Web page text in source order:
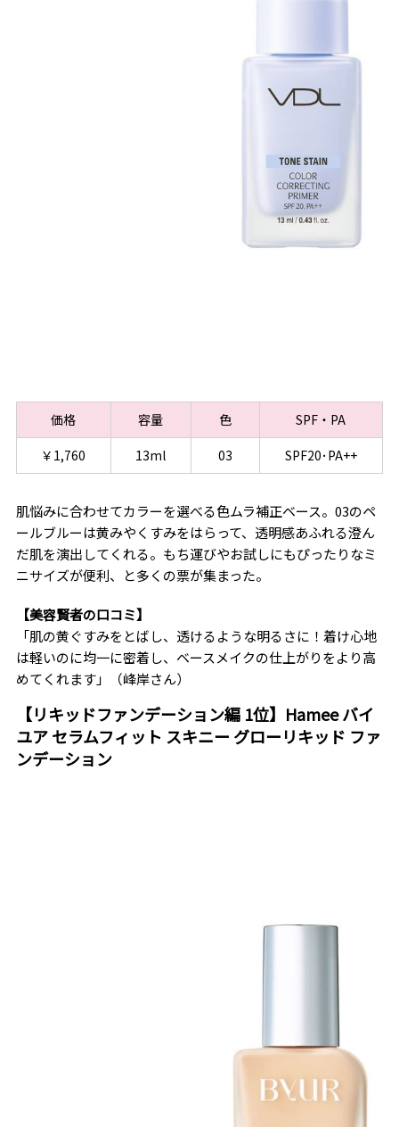
価格 容量 色
SPF・PA
￥1,760
13ml 03 SPF20･PA++
肌悩みに合わせてカラーを選べる色ムラ補正ベース。03のペ
ールブルーは黄みやくすみをはらって、透明感あふれる澄ん
だ肌を演出してくれる。もち運びやお試しにもぴったりなミ
ニサイズが便利、と多くの票が集まった。
【美容賢者の口コミ】
「肌の黄ぐすみをとばし、透けるような明るさに！着け心地
は軽いのに均一に密着し、ベースメイクの仕上がりをより高
めてくれます」（峰岸さん）
【リキッドファンデーション編 1位】Hamee バイ
ユア セラムフィット スキニー グローリキッド ファ
ンデーション